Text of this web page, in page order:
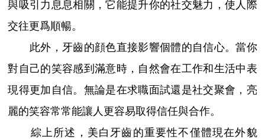
與吸引力息息相關，它能提升你的社交魅力，使人際
交往更爲順暢。
此外，牙齒的顔色直接影響個體的自信心。當你
對自己的笑容感到滿意時，自然會在工作和生活中表
現得更加自信。無論是在求職面試還是社交聚會，亮
麗的笑容常常能讓人更容易取得信任與合作。
綜上所述，美白牙齒的重要性不僅體現在外貌